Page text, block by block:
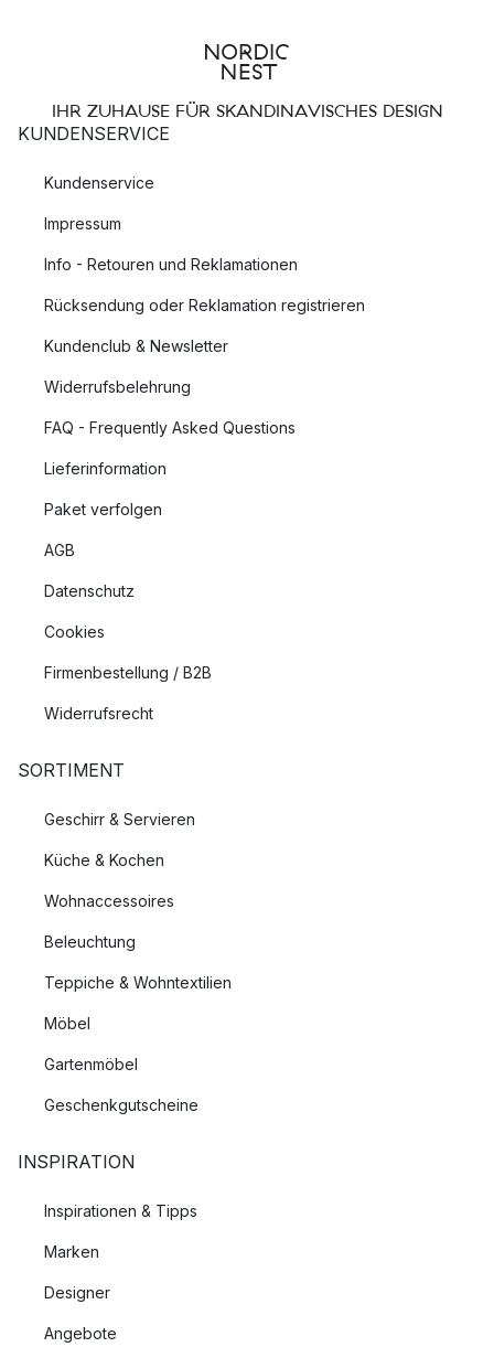
IHR ZUHAUSE FÜR SKANDINAVISCHES DESIGN
KUNDENSERVICE
Kundenservice
Impressum
Info - Retouren und Reklamationen
Rücksendung oder Reklamation registrieren
Kundenclub & Newsletter
Widerrufsbelehrung
FAQ - Frequently Asked Questions
Lieferinformation
Paket verfolgen
AGB
Datenschutz
Cookies
Firmenbestellung / B2B
Widerrufsrecht
SORTIMENT
Geschirr & Servieren
Küche & Kochen
Wohnaccessoires
Beleuchtung
Teppiche & Wohntextilien
Möbel
Gartenmöbel
Geschenkgutscheine
INSPIRATION
Inspirationen & Tipps
Marken
Designer
Angebote